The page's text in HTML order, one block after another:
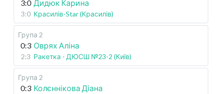
3:0 Дидюк Карина
3:0 Красилів-Star (Красилів)
Група 2
0:3 Оврях Аліна
2:3 Ракетка - ДЮСШ №23-2 (Київ)
Група 2
0:3 Колєннікова Діана